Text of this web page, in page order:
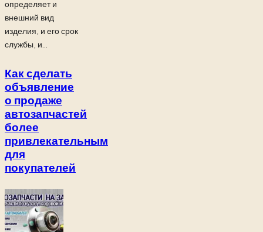
определяет и
внешний вид
изделия, и его срок
службы, и...
Как сделать
объявление
о продаже
автозапчастей
более
привлекательным
для
покупателей